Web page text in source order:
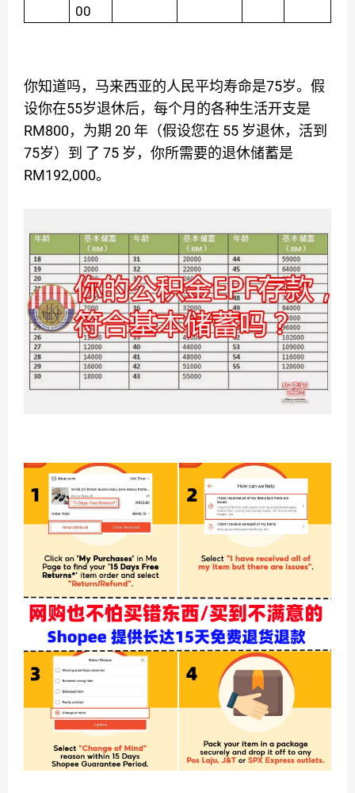
00
你知道吗，马来西亚的人民平均寿命是75岁。假
设你在55岁退休后，每个月的各种生活开支是
RM800，为期 20 年（假设您在 55 岁退休，活到
75岁）到 了 75 岁，你所需要的退休储蓄是
RM192,000。